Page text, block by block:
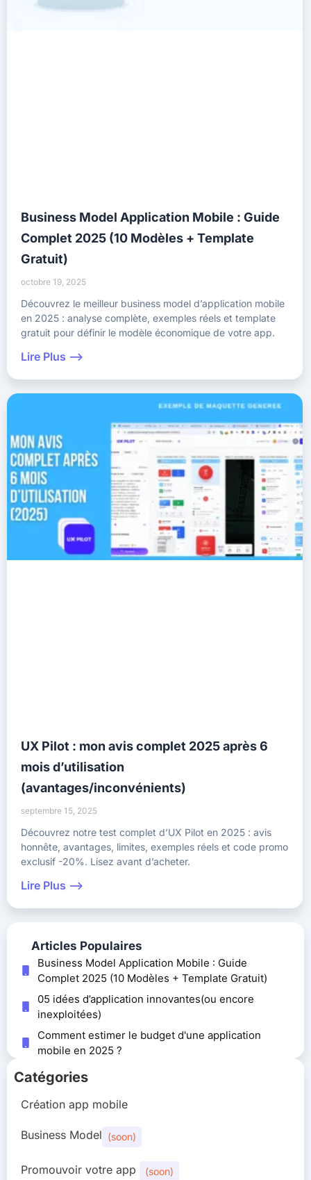
Business Model Application Mobile : Guide
Complet 2025 (10 Modèles + Template
Gratuit)
octobre 19, 2025
Découvrez le meilleur business model d’application mobile
en 2025 : analyse complète, exemples réels et template
gratuit pour définir le modèle économique de votre app.
Lire Plus -->
UX Pilot : mon avis complet 2025 après 6
mois d’utilisation
(avantages/inconvénients)
septembre 15, 2025
Découvrez notre test complet d’UX Pilot en 2025 : avis
honnête, avantages, limites, exemples réels et code promo
exclusif -20%. Lisez avant d’acheter.
Lire Plus -->
Articles Populaires
Business Model Application Mobile : Guide
Complet 2025 (10 Modèles + Template Gratuit)
05 idées d’application innovantes(ou encore
inexploitées)
Comment estimer le budget d'une application
mobile en 2025 ?
Catégories
Création app mobile
Business Model (soon)
Promouvoir votre app (soon)